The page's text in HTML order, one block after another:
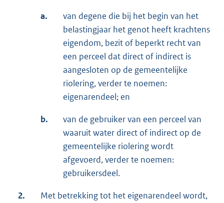
a.
van degene die bij het begin van het
belastingjaar het genot heeft krachtens
eigendom, bezit of beperkt recht van
een perceel dat direct of indirect is
aangesloten op de gemeentelijke
riolering, verder te noemen:
eigenarendeel; en
b.
van de gebruiker van een perceel van
waaruit water direct of indirect op de
gemeentelijke riolering wordt
afgevoerd, verder te noemen:
gebruikersdeel.
2.
Met betrekking tot het eigenarendeel wordt,